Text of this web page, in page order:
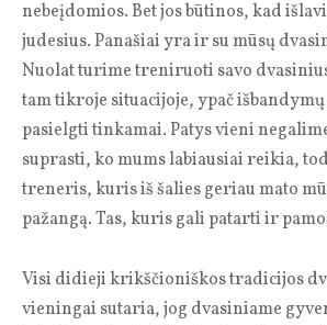
nebeįdomios. Bet jos būtinos, kad
judesius. Panašiai yra ir su mūsų
Nuolat turime treniruoti savo
tam tikroje situacijoje, ypač
pasielgti tinkamai. Patys vieni
suprasti, ko mums labiausiai reikia,
treneris, kuris iš šalies geriau mato
pažangą. Tas, kuris gali patarti ir
Visi didieji krikščioniškos tradicijos
vieningai sutaria, jog dvasiniame